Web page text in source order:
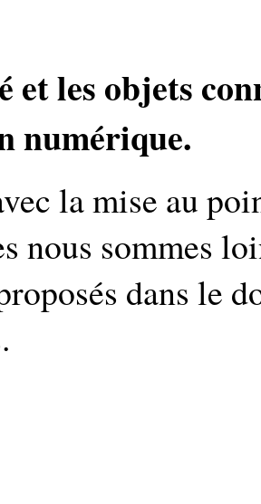
et les objets
numérique.
la mise au
nous sommes
dans le